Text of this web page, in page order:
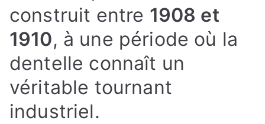
construit entre 1908 et
1910, à une période où la
dentelle connaît un
véritable tournant
industriel.